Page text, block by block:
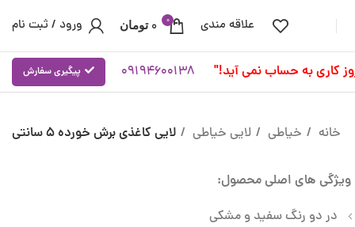
علاقه مندی 0
0 تومان ورود / ثبت نام
09194600138 پیگیری سفارش
خانه خیاطی لایی خیاطی لایی کاغذی برش خورده 5 سانتی
ویژگی های اصلی محصول:
در دو رنگ سفید و مشکی